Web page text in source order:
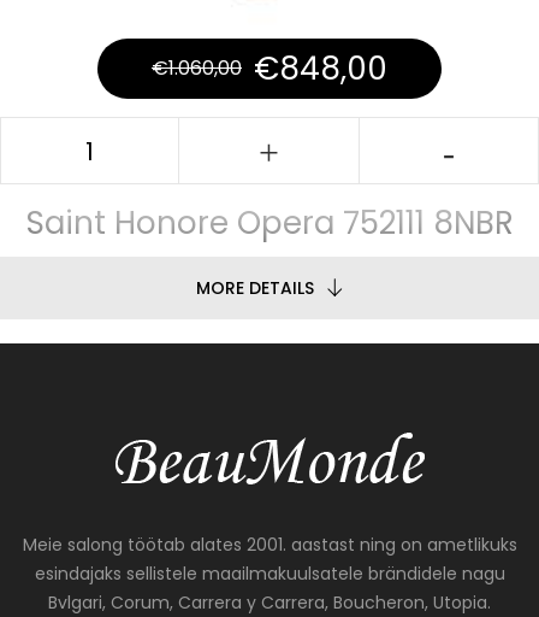
Saint Honore Opera 752111 8NBR
€1.060,00 €848,00
MORE DETAILS
Meie salong töötab alates 2001. aastast ning on ametlikuks
esindajaks sellistele maailmakuulsatele brändidele nagu
Bvlgari, Corum, Carrera y Carrera, Boucheron, Utopia.